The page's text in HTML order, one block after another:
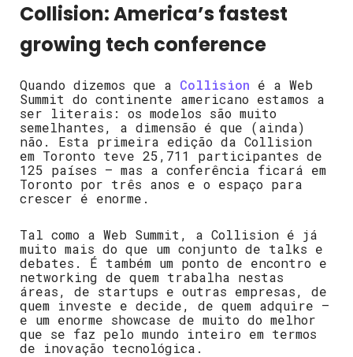
Collision: America’s fastest
growing tech conference
Quando dizemos que a Collision é a Web
Summit do continente americano estamos a
ser literais: os modelos são muito
semelhantes, a dimensão é que (ainda)
não. Esta primeira edição da Collision
em Toronto teve 25,711 participantes de
125 países – mas a conferência ficará em
Toronto por três anos e o espaço para
crescer é enorme.
Tal como a Web Summit, a Collision é já
muito mais do que um conjunto de talks e
debates. É também um ponto de encontro e
networking de quem trabalha nestas
áreas, de startups e outras empresas, de
quem investe e decide, de quem adquire –
e um enorme showcase de muito do melhor
que se faz pelo mundo inteiro em termos
de inovação tecnológica.